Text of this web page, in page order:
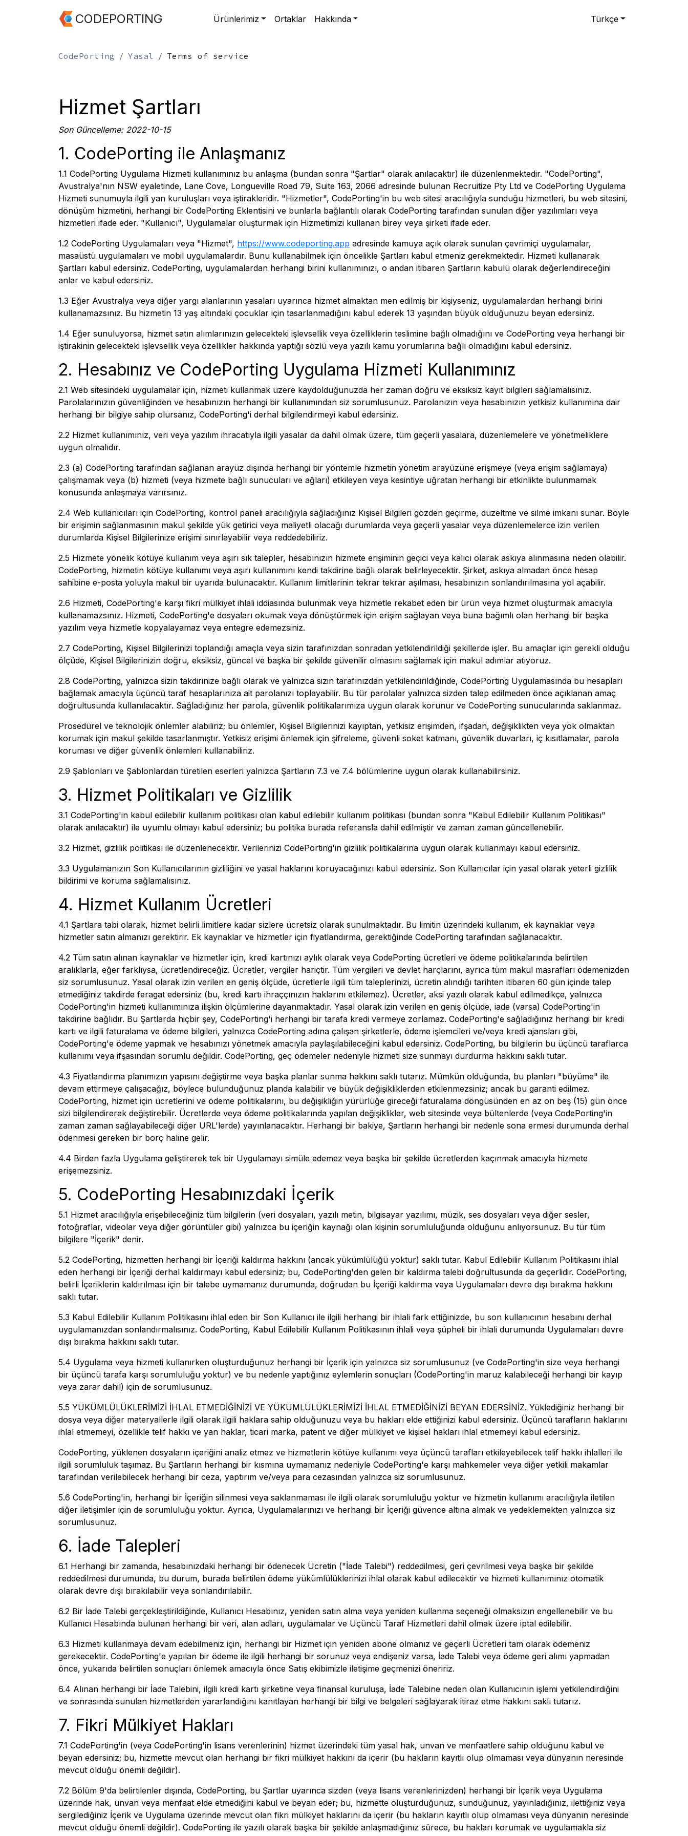
CODEPORTING Ürünlerimiz Ortaklar Hakkında Türkçe
CodePorting Yasal Terms of service
Hizmet Şartları
Son Güncelleme: 2022-10-15
1. CodePorting ile Anlaşmanız
1.1 CodePorting Uygulama Hizmeti kullanımınız bu anlaşma (bundan sonra "Şartlar" olarak anılacaktır) ile düzenlenmektedir. "CodePorting",
Avustralya'nın NSW eyaletinde, Lane Cove, Longueville Road 79, Suite 163, 2066 adresinde bulunan Recruitize Pty Ltd ve CodePorting Uygulama
Hizmeti sunumuyla ilgili yan kuruluşları veya iştirakleridir. "Hizmetler", CodePorting'in bu web sitesi aracılığıyla sunduğu hizmetleri, bu web sitesini,
dönüşüm hizmetini, herhangi bir CodePorting Eklentisini ve bunlarla bağlantılı olarak CodePorting tarafından sunulan diğer yazılımları veya
hizmetleri ifade eder. "Kullanıcı", Uygulamalar oluşturmak için Hizmetimizi kullanan birey veya şirketi ifade eder.
1.2 CodePorting Uygulamaları veya "Hizmet", https://www.codeporting.app adresinde kamuya açık olarak sunulan çevrimiçi uygulamalar,
masaüstü uygulamaları ve mobil uygulamalardır. Bunu kullanabilmek için öncelikle Şartları kabul etmeniz gerekmektedir. Hizmeti kullanarak
Şartları kabul edersiniz. CodePorting, uygulamalardan herhangi birini kullanımınızı, o andan itibaren Şartların kabulü olarak değerlendireceğini
anlar ve kabul edersiniz.
1.3 Eğer Avustralya veya diğer yargı alanlarının yasaları uyarınca hizmet almaktan men edilmiş bir kişiyseniz, uygulamalardan herhangi birini
kullanamazsınız. Bu hizmetin 13 yaş altındaki çocuklar için tasarlanmadığını kabul ederek 13 yaşından büyük olduğunuzu beyan edersiniz.
1.4 Eğer sunuluyorsa, hizmet satın alımlarınızın gelecekteki işlevsellik veya özelliklerin teslimine bağlı olmadığını ve CodePorting veya herhangi bir
iştirakinin gelecekteki işlevsellik veya özellikler hakkında yaptığı sözlü veya yazılı kamu yorumlarına bağlı olmadığını kabul edersiniz.
2. Hesabınız ve CodePorting Uygulama Hizmeti Kullanımınız
2.1 Web sitesindeki uygulamalar için, hizmeti kullanmak üzere kaydolduğunuzda her zaman doğru ve eksiksiz kayıt bilgileri sağlamalısınız.
Parolalarınızın güvenliğinden ve hesabınızın herhangi bir kullanımından siz sorumlusunuz. Parolanızın veya hesabınızın yetkisiz kullanımına dair
herhangi bir bilgiye sahip olursanız, CodePorting'i derhal bilgilendirmeyi kabul edersiniz.
2.2 Hizmet kullanımınız, veri veya yazılım ihracatıyla ilgili yasalar da dahil olmak üzere, tüm geçerli yasalara, düzenlemelere ve yönetmeliklere
uygun olmalıdır.
2.3 (a) CodePorting tarafından sağlanan arayüz dışında herhangi bir yöntemle hizmetin yönetim arayüzüne erişmeye (veya erişim sağlamaya)
çalışmamak veya (b) hizmeti (veya hizmete bağlı sunucuları ve ağları) etkileyen veya kesintiye uğratan herhangi bir etkinlikte bulunmamak
konusunda anlaşmaya varırsınız.
2.4 Web kullanıcıları için CodePorting, kontrol paneli aracılığıyla sağladığınız Kişisel Bilgileri gözden geçirme, düzeltme ve silme imkanı sunar. Böyle
bir erişimin sağlanmasının makul şekilde yük getirici veya maliyetli olacağı durumlarda veya geçerli yasalar veya düzenlemelerce izin verilen
durumlarda Kişisel Bilgilerinize erişimi sınırlayabilir veya reddedebiliriz.
2.5 Hizmete yönelik kötüye kullanım veya aşırı sık talepler, hesabınızın hizmete erişiminin geçici veya kalıcı olarak askıya alınmasına neden olabilir.
CodePorting, hizmetin kötüye kullanımı veya aşırı kullanımını kendi takdirine bağlı olarak belirleyecektir. Şirket, askıya almadan önce hesap
sahibine e-posta yoluyla makul bir uyarıda bulunacaktır. Kullanım limitlerinin tekrar tekrar aşılması, hesabınızın sonlandırılmasına yol açabilir.
2.6 Hizmeti, CodePorting'e karşı fikri mülkiyet ihlali iddiasında bulunmak veya hizmetle rekabet eden bir ürün veya hizmet oluşturmak amacıyla
kullanamazsınız. Hizmeti, CodePorting'e dosyaları okumak veya dönüştürmek için erişim sağlayan veya buna bağımlı olan herhangi bir başka
yazılım veya hizmetle kopyalayamaz veya entegre edemezsiniz.
2.7 CodePorting, Kişisel Bilgilerinizi toplandığı amaçla veya sizin tarafınızdan sonradan yetkilendirildiği şekillerde işler. Bu amaçlar için gerekli olduğu
ölçüde, Kişisel Bilgilerinizin doğru, eksiksiz, güncel ve başka bir şekilde güvenilir olmasını sağlamak için makul adımlar atıyoruz.
2.8 CodePorting, yalnızca sizin takdirinize bağlı olarak ve yalnızca sizin tarafınızdan yetkilendirildiğinde, CodePorting Uygulamasında bu hesapları
bağlamak amacıyla üçüncü taraf hesaplarınıza ait parolanızı toplayabilir. Bu tür parolalar yalnızca sizden talep edilmeden önce açıklanan amaç
doğrultusunda kullanılacaktır. Sağladığınız her parola, güvenlik politikalarımıza uygun olarak korunur ve CodePorting sunucularında saklanmaz.
Prosedürel ve teknolojik önlemler alabiliriz; bu önlemler, Kişisel Bilgilerinizi kayıptan, yetkisiz erişimden, ifşadan, değişiklikten veya yok olmaktan
korumak için makul şekilde tasarlanmıştır. Yetkisiz erişimi önlemek için şifreleme, güvenli soket katmanı, güvenlik duvarları, iç kısıtlamalar, parola
koruması ve diğer güvenlik önlemleri kullanabiliriz.
2.9 Şablonları ve Şablonlardan türetilen eserleri yalnızca Şartların 7.3 ve 7.4 bölümlerine uygun olarak kullanabilirsiniz.
3. Hizmet Politikaları ve Gizlilik
3.1 CodePorting'in kabul edilebilir kullanım politikası olan kabul edilebilir kullanım politikası (bundan sonra "Kabul Edilebilir Kullanım Politikası"
olarak anılacaktır) ile uyumlu olmayı kabul edersiniz; bu politika burada referansla dahil edilmiştir ve zaman zaman güncellenebilir.
3.2 Hizmet, gizlilik politikası ile düzenlenecektir. Verilerinizi CodePorting'in gizlilik politikalarına uygun olarak kullanmayı kabul edersiniz.
3.3 Uygulamanızın Son Kullanıcılarının gizliliğini ve yasal haklarını koruyacağınızı kabul edersiniz. Son Kullanıcılar için yasal olarak yeterli gizlilik
bildirimi ve koruma sağlamalısınız.
4. Hizmet Kullanım Ücretleri
4.1 Şartlara tabi olarak, hizmet belirli limitlere kadar sizlere ücretsiz olarak sunulmaktadır. Bu limitin üzerindeki kullanım, ek kaynaklar veya
hizmetler satın almanızı gerektirir. Ek kaynaklar ve hizmetler için fiyatlandırma, gerektiğinde CodePorting tarafından sağlanacaktır.
4.2 Tüm satın alınan kaynaklar ve hizmetler için, kredi kartınızı aylık olarak veya CodePorting ücretleri ve ödeme politikalarında belirtilen
aralıklarla, eğer farklıysa, ücretlendireceğiz. Ücretler, vergiler hariçtir. Tüm vergileri ve devlet harçlarını, ayrıca tüm makul masrafları ödemenizden
siz sorumlusunuz. Yasal olarak izin verilen en geniş ölçüde, ücretlerle ilgili tüm taleplerinizi, ücretin alındığı tarihten itibaren 60 gün içinde talep
etmediğiniz takdirde feragat edersiniz (bu, kredi kartı ihraççınızın haklarını etkilemez). Ücretler, aksi yazılı olarak kabul edilmedikçe, yalnızca
CodePorting'in hizmeti kullanımınıza ilişkin ölçümlerine dayanmaktadır. Yasal olarak izin verilen en geniş ölçüde, iade (varsa) CodePorting'in
takdirine bağlıdır. Bu Şartlarda hiçbir şey, CodePorting'i herhangi bir tarafa kredi vermeye zorlamaz. CodePorting'e sağladığınız herhangi bir kredi
kartı ve ilgili faturalama ve ödeme bilgileri, yalnızca CodePorting adına çalışan şirketlerle, ödeme işlemcileri ve/veya kredi ajansları gibi,
CodePorting'e ödeme yapmak ve hesabınızı yönetmek amacıyla paylaşılabileceğini kabul edersiniz. CodePorting, bu bilgilerin bu üçüncü taraflarca
kullanımı veya ifşasından sorumlu değildir. CodePorting, geç ödemeler nedeniyle hizmeti size sunmayı durdurma hakkını saklı tutar.
4.3 Fiyatlandırma planımızın yapısını değiştirme veya başka planlar sunma hakkını saklı tutarız. Mümkün olduğunda, bu planları "büyüme" ile
devam ettirmeye çalışacağız, böylece bulunduğunuz planda kalabilir ve büyük değişikliklerden etkilenmezsiniz; ancak bu garanti edilmez.
CodePorting, hizmet için ücretlerini ve ödeme politikalarını, bu değişikliğin yürürlüğe gireceği faturalama döngüsünden en az on beş (15) gün önce
sizi bilgilendirerek değiştirebilir. Ücretlerde veya ödeme politikalarında yapılan değişiklikler, web sitesinde veya bültenlerde (veya CodePorting'in
zaman zaman sağlayabileceği diğer URL'lerde) yayınlanacaktır. Herhangi bir bakiye, Şartların herhangi bir nedenle sona ermesi durumunda derhal
ödenmesi gereken bir borç haline gelir.
4.4 Birden fazla Uygulama geliştirerek tek bir Uygulamayı simüle edemez veya başka bir şekilde ücretlerden kaçınmak amacıyla hizmete
erişemezsiniz.
5. CodePorting Hesabınızdaki İçerik
5.1 Hizmet aracılığıyla erişebileceğiniz tüm bilgilerin (veri dosyaları, yazılı metin, bilgisayar yazılımı, müzik, ses dosyaları veya diğer sesler,
fotoğraflar, videolar veya diğer görüntüler gibi) yalnızca bu içeriğin kaynağı olan kişinin sorumluluğunda olduğunu anlıyorsunuz. Bu tür tüm
bilgilere "İçerik" denir.
5.2 CodePorting, hizmetten herhangi bir İçeriği kaldırma hakkını (ancak yükümlülüğü yoktur) saklı tutar. Kabul Edilebilir Kullanım Politikasını ihlal
eden herhangi bir İçeriği derhal kaldırmayı kabul edersiniz; bu, CodePorting'den gelen bir kaldırma talebi doğrultusunda da geçerlidir. CodePorting,
belirli İçeriklerin kaldırılması için bir talebe uymamanız durumunda, doğrudan bu İçeriği kaldırma veya Uygulamaları devre dışı bırakma hakkını
saklı tutar.
5.3 Kabul Edilebilir Kullanım Politikasını ihlal eden bir Son Kullanıcı ile ilgili herhangi bir ihlali fark ettiğinizde, bu son kullanıcının hesabını derhal
uygulamanızdan sonlandırmalısınız. CodePorting, Kabul Edilebilir Kullanım Politikasının ihlali veya şüpheli bir ihlali durumunda Uygulamaları devre
dışı bırakma hakkını saklı tutar.
5.4 Uygulama veya hizmeti kullanırken oluşturduğunuz herhangi bir İçerik için yalnızca siz sorumlusunuz (ve CodePorting'in size veya herhangi
bir üçüncü tarafa karşı sorumluluğu yoktur) ve bu nedenle yaptığınız eylemlerin sonuçları (CodePorting'in maruz kalabileceği herhangi bir kayıp
veya zarar dahil) için de sorumlusunuz.
5.5 YÜKÜMLÜLÜKLERİMİZİ İHLAL ETMEDİĞİNİZİ VE YÜKÜMLÜLÜKLERİMİZİ İHLAL ETMEDİĞİNİZİ BEYAN EDERSİNİZ. Yüklediğiniz herhangi bir
dosya veya diğer materyallerle ilgili olarak ilgili haklara sahip olduğunuzu veya bu hakları elde ettiğinizi kabul edersiniz. Üçüncü tarafların haklarını
ihlal etmemeyi, özellikle telif hakkı ve yan haklar, ticari marka, patent ve diğer mülkiyet ve kişisel hakları ihlal etmemeyi kabul edersiniz.
CodePorting, yüklenen dosyaların içeriğini analiz etmez ve hizmetlerin kötüye kullanımı veya üçüncü tarafları etkileyebilecek telif hakkı ihlalleri ile
ilgili sorumluluk taşımaz. Bu Şartların herhangi bir kısmına uymamanız nedeniyle CodePorting'e karşı mahkemeler veya diğer yetkili makamlar
tarafından verilebilecek herhangi bir ceza, yaptırım ve/veya para cezasından yalnızca siz sorumlusunuz.
5.6 CodePorting'in, herhangi bir İçeriğin silinmesi veya saklanmaması ile ilgili olarak sorumluluğu yoktur ve hizmetin kullanımı aracılığıyla iletilen
diğer iletişimler için de sorumluluğu yoktur. Ayrıca, Uygulamalarınızı ve herhangi bir İçeriği güvence altına almak ve yedeklemekten yalnızca siz
sorumlusunuz.
6. İade Talepleri
6.1 Herhangi bir zamanda, hesabınızdaki herhangi bir ödenecek Ücretin ("İade Talebi") reddedilmesi, geri çevrilmesi veya başka bir şekilde
reddedilmesi durumunda, bu durum, burada belirtilen ödeme yükümlülüklerinizi ihlal olarak kabul edilecektir ve hizmeti kullanımınız otomatik
olarak devre dışı bırakılabilir veya sonlandırılabilir.
6.2 Bir İade Talebi gerçekleştirildiğinde, Kullanıcı Hesabınız, yeniden satın alma veya yeniden kullanma seçeneği olmaksızın engellenebilir ve bu
Kullanıcı Hesabında bulunan herhangi bir veri, alan adları, uygulamalar ve Üçüncü Taraf Hizmetleri dahil olmak üzere iptal edilebilir.
6.3 Hizmeti kullanmaya devam edebilmeniz için, herhangi bir Hizmet için yeniden abone olmanız ve geçerli Ücretleri tam olarak ödemeniz
gerekecektir. CodePorting'e yapılan bir ödeme ile ilgili herhangi bir sorunuz veya endişeniz varsa, İade Talebi veya ödeme geri alımı yapmadan
önce, yukarıda belirtilen sonuçları önlemek amacıyla önce Satış ekibimizle iletişime geçmenizi öneririz.
6.4 Alınan herhangi bir İade Talebini, ilgili kredi kartı şirketine veya finansal kuruluşa, İade Talebine neden olan Kullanıcının işlemi yetkilendirdiğini
ve sonrasında sunulan hizmetlerden yararlandığını kanıtlayan herhangi bir bilgi ve belgeleri sağlayarak itiraz etme hakkını saklı tutarız.
7. Fikri Mülkiyet Hakları
7.1 CodePorting'in (veya CodePorting'in lisans verenlerinin) hizmet üzerindeki tüm yasal hak, unvan ve menfaatlere sahip olduğunu kabul ve
beyan edersiniz; bu, hizmette mevcut olan herhangi bir fikri mülkiyet hakkını da içerir (bu hakların kayıtlı olup olmaması veya dünyanın neresinde
mevcut olduğu önemli değildir).
7.2 Bölüm 9'da belirtilenler dışında, CodePorting, bu Şartlar uyarınca sizden (veya lisans verenlerinizden) herhangi bir İçerik veya Uygulama
üzerinde hak, unvan veya menfaat elde etmediğini kabul ve beyan eder; bu, hizmette oluşturduğunuz, sunduğunuz, yayınladığınız, ilettiğiniz veya
sergilediğiniz İçerik ve Uygulama üzerinde mevcut olan fikri mülkiyet haklarını da içerir (bu hakların kayıtlı olup olmaması veya dünyanın neresinde
mevcut olduğu önemli değildir). CodePorting ile yazılı olarak başka bir şekilde anlaşmadığınız sürece, bu hakları korumak ve uygulamakla siz